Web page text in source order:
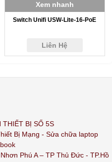
Switch Unifi USW-Lite-16-PoE
Liên Hệ
Xem nhanh
THIẾT BỊ SỐ 5S
Bị Mạng - Sửa chữa laptop
Phú A – TP Thủ Đức - TP.Hồ